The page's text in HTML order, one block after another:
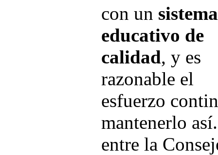
con un sistema
educativo de
calidad, y es
razonable el
esfuerzo
mantenerlo
entre la